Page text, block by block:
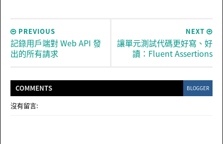
NEXT
讓單元測試代碼更好寫、好
讀：Fluent Assertions
PREVIOUS
記錄用戶端對 Web API 發
出的所有請求
COMMENTS BLOGGER
沒有留言: